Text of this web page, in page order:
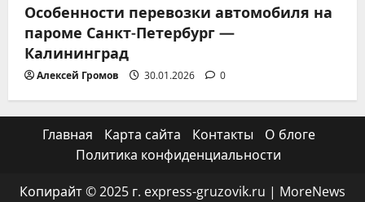
Особенности перевозки автомобиля на
пароме Санкт-Петербург —
Калининград
Алексей Громов 30.01.2026 0
Главная Карта сайта Контакты
О блоге
Политика конфиденциальности
Копирайт © 2025 г. express-gruzovik.ru | MoreNews